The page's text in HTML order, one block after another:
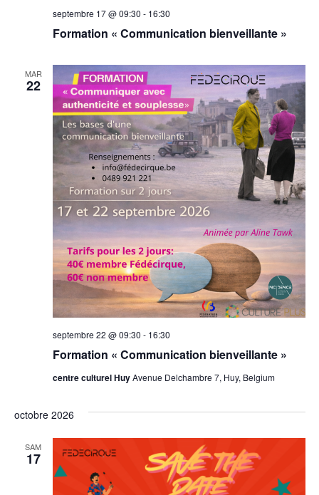
Formation « Communication bienveillante »
septembre 17 @ 09:30 - 16:30
MAR
22
Formation « Communication bienveillante »
septembre 22 @ 09:30 - 16:30
centre culturel HuyAvenue Delchambre 7, Huy, Belgium
octobre 2026
SAM
17